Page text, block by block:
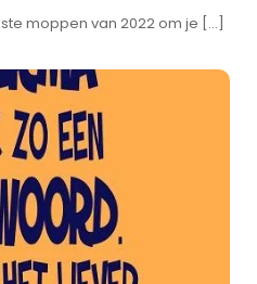
moppen van 2022 om je […]